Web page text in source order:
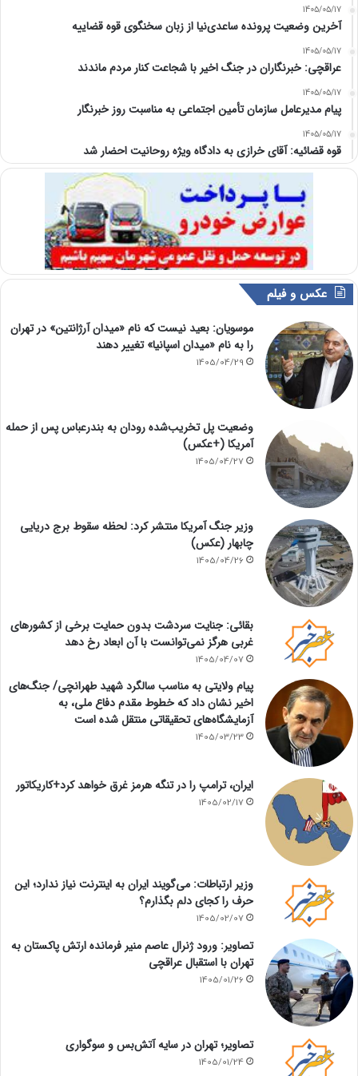
1405/05/17
آخرین وضعیت پرونده ساعدی‌نیا از زبان سخنگوی قوه قضاییه
1405/05/17
عراقچی: خبرنگاران در جنگ اخیر با شجاعت کنار مردم ماندند
1405/05/17
پیام مدیرعامل سازمان تأمین اجتماعی به مناسبت روز خبرنگار
1405/05/17
قوه قضائیه: آقای خرازی به دادگاه ویژه روحانیت احضار شد
عکس و فیلم
موسویان: بعید نیست که نام «میدان آرژانتین» در تهران
را به نام «میدان اسپانیا» تغییر دهند
1405/04/29
وضعیت پل تخریب‌شده رودان به بندرعباس پس از حمله
آمریکا (+عکس)
1405/04/27
وزیر جنگ آمریکا منتشر کرد: لحظه سقوط برج دریایی
چابهار (عکس)
1405/04/26
بقائی: جنایت سردشت بدون حمایت برخی از کشورهای
غربی هرگز نمی‌توانست با آن ابعاد رخ دهد
1405/04/07
پیام ولایتی به مناسب سالگرد شهید طهرانچی/ جنگ‌های
اخیر نشان داد که خطوط مقدم دفاع ملی، به
آزمایشگاه‌های تحقیقاتی منتقل شده است
1405/03/23
ایران، ترامپ را در تنگه هرمز غرق خواهد کرد+کاریکاتور
1405/02/17
وزیر ارتباطات: می‌گویند ایران به اینترنت نیاز ندارد؛ این
حرف را کجای دلم بگذارم؟
1405/02/07
تصاویر: ورود ژنرال عاصم منیر فرمانده ارتش پاکستان به
تهران با استقبال عراقچی
1405/01/26
تصاویر؛ تهران در سایه آتش‌بس و سوگواری
1405/01/24